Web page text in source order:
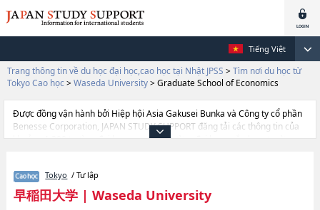
Tiếng Việt
Trang thông tin về du học đại học,cao học tại Nhật JPSS > Tìm nơi du học từ
Tokyo Cao học > Waseda University> Graduate School of Economics
Được đồng vận hành bởi Hiệp hội Asia Gakusei Bunka và Công ty cổ phần
Benesse Corporation, JAPAN STUDY SUPPORT đăng tải các thông tin của
khoảng 1.300 trường đại học, cao học, trường đại học ngắn hạn, trường
cần thiết dành cho du học sinh, như là về các Graduate School of Political
SciencehoặcGraduate School of EconomicshoặcGraduate School of
LawhoặcGraduate School of Letters, Arts and ScienceshoặcGraduate
Tokyo / Tư lập
早稲田大学| Waseda University